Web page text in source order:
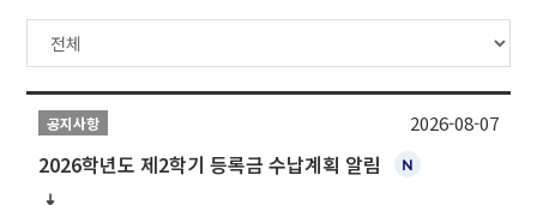
공지사항
2026학년도 제2학기 등록금 수납계획 알림
2026-08-07